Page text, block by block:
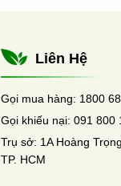
Liên Hệ
Gọi mua hàng: 1800
Gọi khiếu nại: 091 800
Trụ sở: 1A Hoàng
TP. HCM